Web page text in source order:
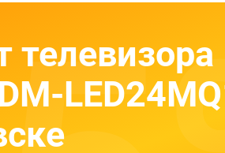
телевизора